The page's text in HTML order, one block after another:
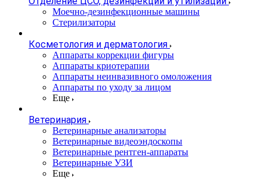
Моечно-дезинфекционные машины
Стерилизаторы
Косметология и дерматология
Аппараты коррекции фигуры
Аппараты криотерапии
Аппараты неинвазивного омоложения
Аппараты по уходу за лицом
Еще
Ветеринария
Ветеринарные анализаторы
Ветеринарные видеоэндоскопы
Ветеринарные рентген-аппараты
Ветеринарные УЗИ
Еще